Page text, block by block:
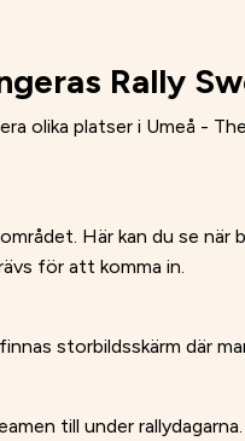
Rally
olika platser i Umeå -
Här kan du se när
för att komma in.
storbildsskärm där
till under